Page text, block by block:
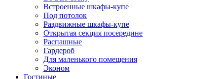
Встроенные шкафы-купе
Под потолок
Раздвижные шкафы-купе
Открытая секция посередине
Распашные
Гардероб
Для маленького помещения
Эконом
Гостиные